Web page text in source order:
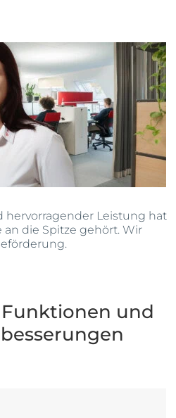
hervorragender Leistung hat
an die Spitze gehört. Wir
und